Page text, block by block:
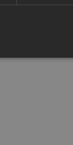
Fre: 07:30 – 14:00